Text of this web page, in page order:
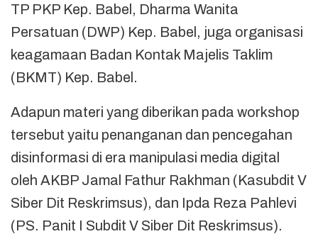
TP PKP Kep. Babel, Dharma Wanita
Persatuan (DWP) Kep. Babel, juga organisasi
keagamaan Badan Kontak Majelis Taklim
(BKMT) Kep. Babel.
Adapun materi yang diberikan pada workshop
tersebut yaitu penanganan dan pencegahan
disinformasi di era manipulasi media digital
oleh AKBP Jamal Fathur Rakhman (Kasubdit V
Siber Dit Reskrimsus), dan Ipda Reza Pahlevi
(PS. Panit I Subdit V Siber Dit Reskrimsus).